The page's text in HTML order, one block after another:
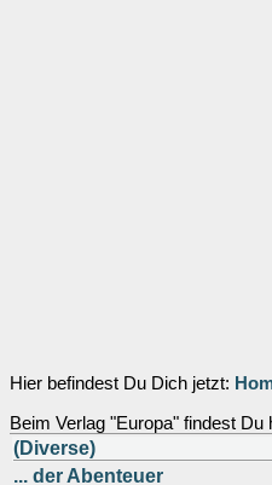
Hier befindest Du Dich jetzt:
Beim Verlag "Europa" findest Du
(Diverse)
... der Abenteuer